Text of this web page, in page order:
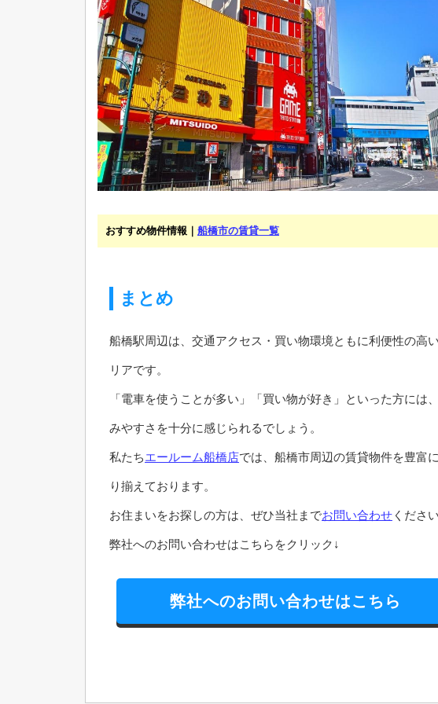
おすすめ物件情報｜ 船橋市の賃貸一覧
まとめ
船橋駅周辺は、交通アクセス・買い物環境ともに利便性の高
リアです。
「電車を使うことが多い」「買い物が好き」といった方には
みやすさを十分に感じられるでしょう。
私たちエールーム船橋店では、船橋市周辺の賃貸物件を豊富
り揃えております。
お住まいをお探しの方は、ぜひ当社までお問い合わせ くださ
弊社へのお問い合わせはこちらをクリック↓
弊社へのお問い合わせはこちら